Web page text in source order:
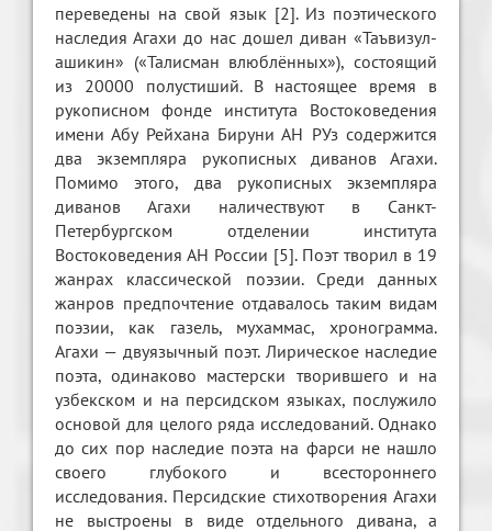
переведены на свой язык [2]. Из поэтического
наследия Агахи до нас дошел диван «Таъвизул-
ашикин» («Талисман влюблённых»), состоящий
из 20000 полустиший. В настоящее время в
рукописном фонде института Востоковедения
имени Абу Рейхана Бируни АН РУз содержится
два экземпляра рукописных диванов Агахи.
Помимо этого, два рукописных экземпляра
диванов Агахи наличествуют в Санкт-
Петербургском отделении института
Востоковедения АН России [5]. Поэт творил в 19
жанрах классической поэзии. Среди данных
жанров предпочтение отдавалось таким видам
поэзии, как газель, мухаммас, хронограмма.
Агахи — двуязычный поэт. Лирическое наследие
поэта, одинаково мастерски творившего и на
узбекском и на персидском языках, послужило
основой для целого ряда исследований. Однако
до сих пор наследие поэта на фарси не нашло
своего глубокого и всестороннего
исследования. Персидские стихотворения Агахи
не выстроены в виде отдельного дивана, а